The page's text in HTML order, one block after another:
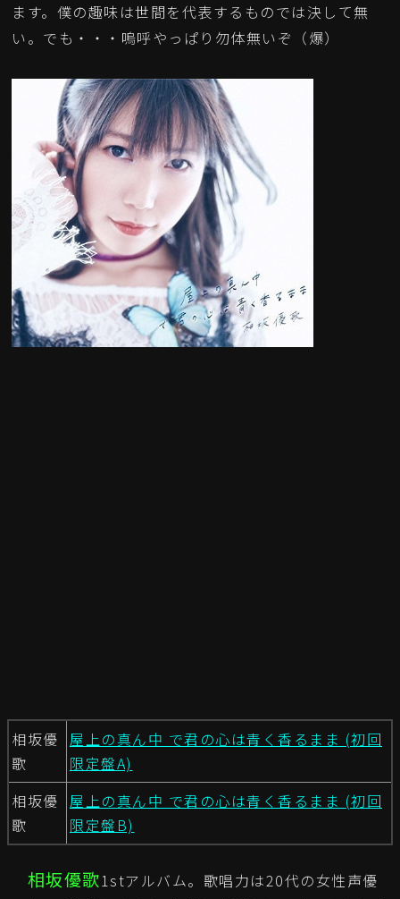
ます。僕の趣味は世間を代表するものでは決して無
い。でも・・・嗚呼やっぱり勿体無いぞ（爆）
相坂優
歌
屋上の真ん中 で君の心は青く香るまま (初回
限定盤A)
相坂優
歌
屋上の真ん中 で君の心は青く香るまま (初回
限定盤B)
相坂優歌1stアルバム。歌唱力は20代の女性声優